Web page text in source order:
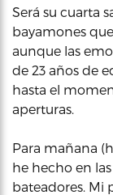
Será su cuarta
bayamones
aunque las
de 23 años de
hasta el
aperturas.
Para mañana
he hecho en
bateadores. Mi